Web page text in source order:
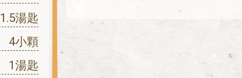
1.5湯匙
4小顆
1湯匙